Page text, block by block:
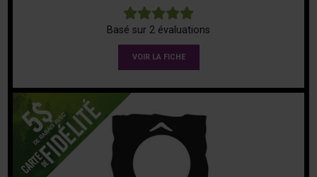
Basé sur 2 évaluations
VOIR LA FICHE